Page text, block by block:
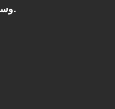
وسيتم مساعدتك في اختيار الفرصة الأنسب لاحتياجاتك.